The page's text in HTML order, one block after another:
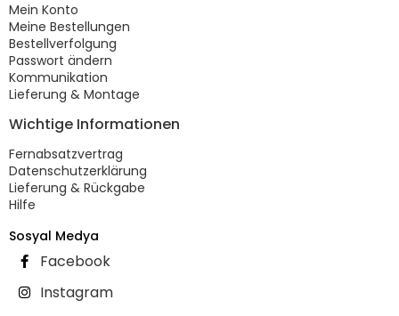
Mein Konto
Meine Bestellungen
Bestellverfolgung
Passwort ändern
Kommunikation
Lieferung & Montage
Wichtige Informationen
Fernabsatzvertrag
Datenschutzerklärung
Lieferung & Rückgabe
Hilfe
Sosyal Medya
Facebook
Instagram